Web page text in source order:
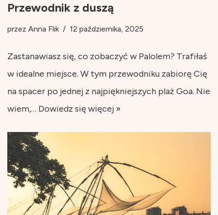
Przewodnik z duszą
przez Anna Flik 12 października, 2025
Zastanawiasz się, co zobaczyć w Palolem? Trafiłaś
w idealne miejsce. W tym przewodniku zabiorę Cię
na spacer po jednej z najpiękniejszych plaż Goa. Nie
wiem,… Dowiedz się więcej »